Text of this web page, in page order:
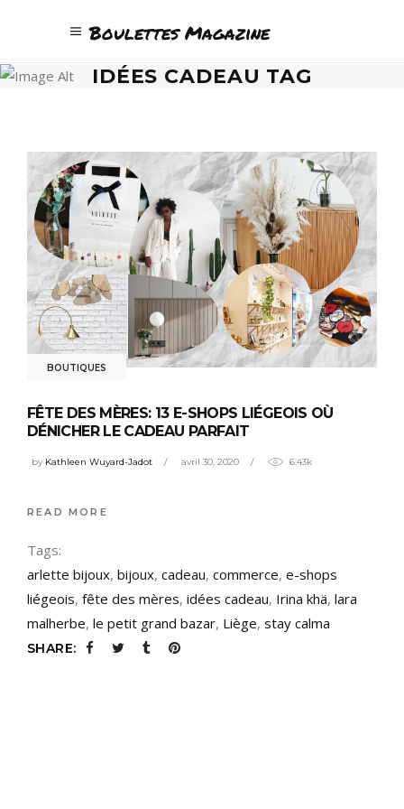
Boulettes Magazine
IDÉES CADEAU TAG
BOUTIQUES
FÊTE DES MÈRES: 13 E-SHOPS LIÉGEOIS OÙ
DÉNICHER LE CADEAU PARFAIT
by Kathleen Wuyard-Jadot avril 30, 2020 6.43k
READ MORE
Tags:
arlette bijoux, bijoux, cadeau, commerce, e-shops
liégeois, fête des mères, idées cadeau, Irina khä, lara
malherbe, le petit grand bazar, Liège, stay calma
SHARE: